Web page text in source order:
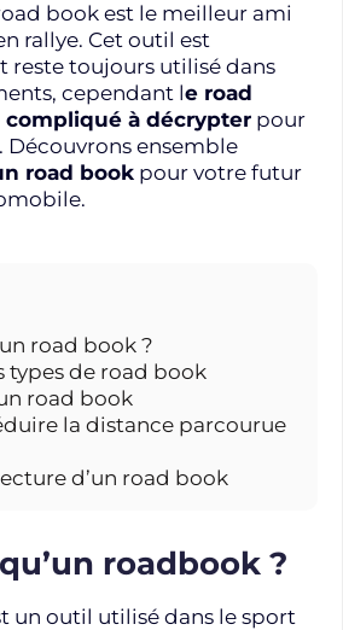
book est le meilleur ami
rallye. Cet outil est
reste toujours utilisé dans
cependant le road
à décrypter pour
Découvrons ensemble
road book pour votre futur
road book ?
types de road book
road book
la distance parcourue
d’un road book
roadbook ?
un outil utilisé dans le sport